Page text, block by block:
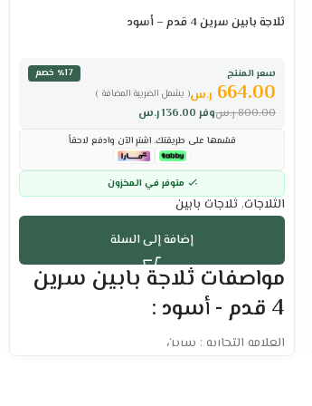
ثلاجة بابين سرين 4 قدم – أسود
سعر المنتج
٪17 خصم
( يشمل الضريبة المضافة )
664.00 ر.س
وفر 136.00ر.س 800.00ر.س
قسّمها على طريقتك. اشترِ الآن وادفع لاحقاً
متوفر في المخزون
الثلاجات, ثلاجات بابين
إضافة إلى السلة
مواصفات ثلاجة بابين سرين
4 قدم - أسود :
العلامه التجاريه : سرين